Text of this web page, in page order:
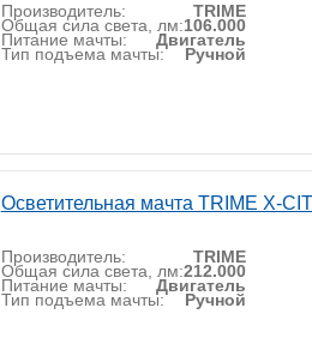
Производитель: TRIME
Общая сила света, лм:106.000
Питание мачты: Двигатель
Тип подъема мачты: Ручной
Осветительная мачта TRIME X-
Производитель: TRIME
Общая сила света, лм:212.000
Питание мачты: Двигатель
Тип подъема мачты: Ручной